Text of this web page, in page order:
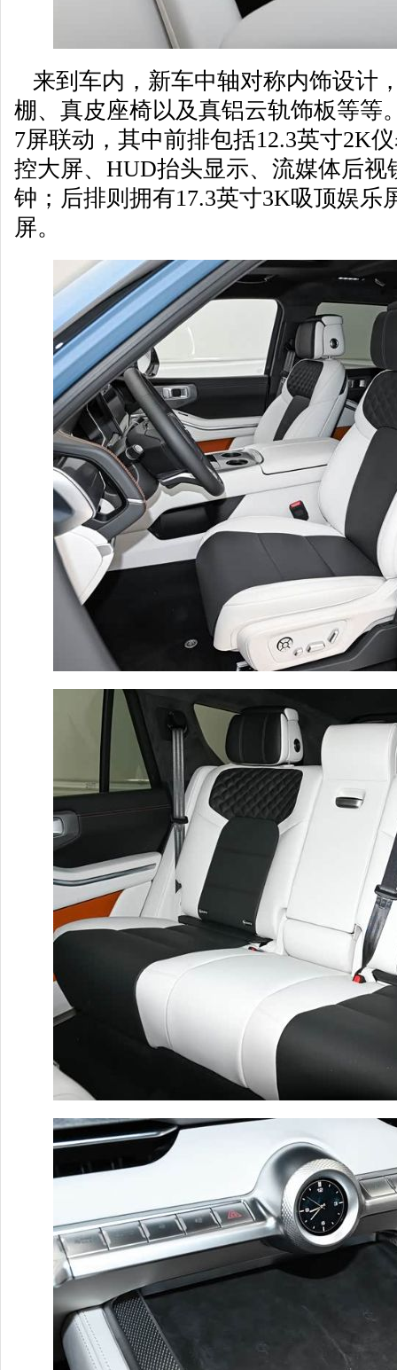
来到车内，新车中轴对称内饰设计
棚、真皮座椅以及真铝云轨饰板等等
7屏联动，其中前排包括12.3英寸2K
控大屏、HUD抬头显示、流媒体后视
钟；后排则拥有17.3英寸3K吸顶娱乐
屏。